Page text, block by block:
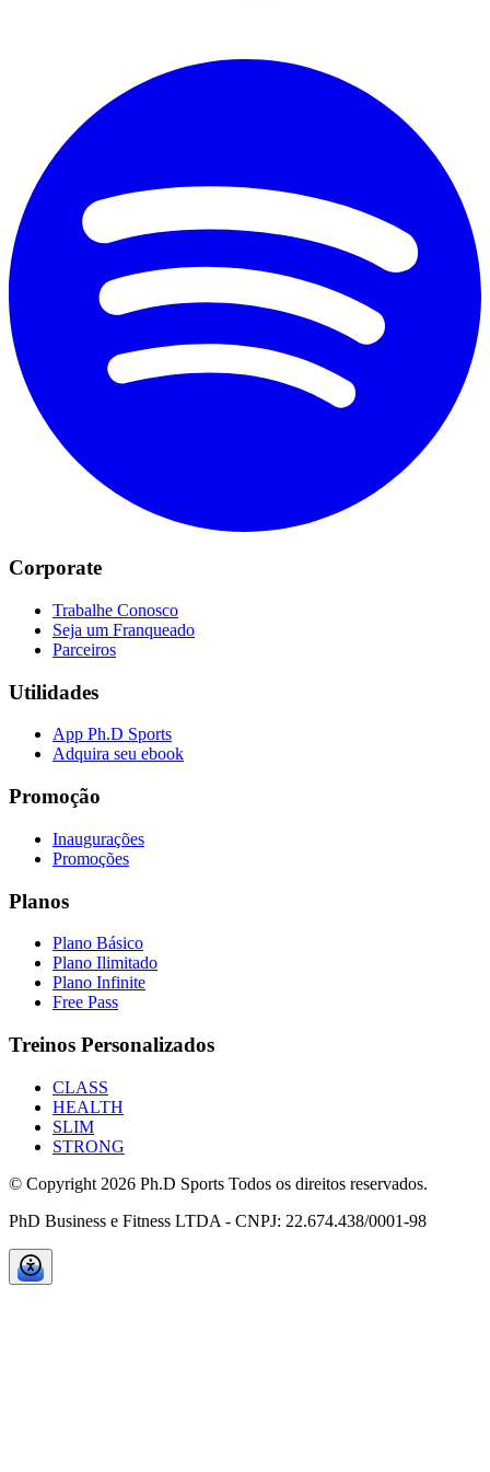
Corporate
Trabalhe Conosco
Seja um Franqueado
Parceiros
Utilidades
App Ph.D Sports
Adquira seu ebook
Promoção
Inaugurações
Promoções
Planos
Plano Básico
Plano Ilimitado
Plano Infinite
Free Pass
Treinos Personalizados
CLASS
HEALTH
SLIM
STRONG
© Copyright 2026 Ph.D Sports Todos os direitos reservados.
PhD Business e Fitness LTDA - CNPJ: 22.674.438/0001-98